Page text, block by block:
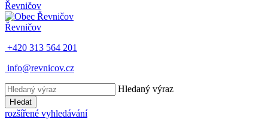
Řevničov
Řevničov
+420 313 564 201
info@revnicov.cz
Hledaný výraz
Hledat
rozšířené vyhledávání